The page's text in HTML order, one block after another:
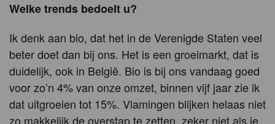
Welke trends bedoelt u?
Ik denk aan bio, dat het in de Verenigde Staten veel
beter doet dan bij ons. Het is een groeimarkt, dat is
duidelijk, ook in België. Bio is bij ons vandaag goed
voor zo’n 4% van onze omzet, binnen vijf jaar zie ik
dat uitgroeien tot 15%. Vlamingen blijken helaas niet
zo makkelijk de overstap te zetten, zeker niet als je